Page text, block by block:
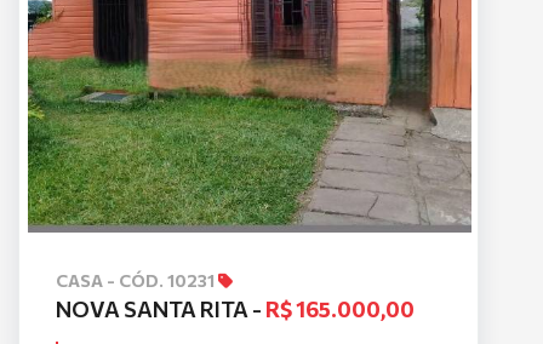
CASA - CÓD. 10231
NOVA SANTA RITA - R$ 165.000,00